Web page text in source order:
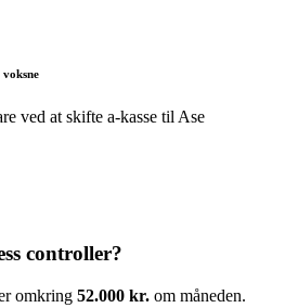
ved at skifte a-kasse til Ase
controller?
omkring 52.000 kr. om måneden.